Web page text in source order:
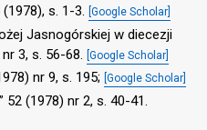
s. 1-3. [Google Scholar]
Jasnogórskiej w diecezji
3, s. 56-68. [Google Scholar]
nr 9, s. 195; [Google Scholar]
52 (1978) nr 2, s. 40-41.